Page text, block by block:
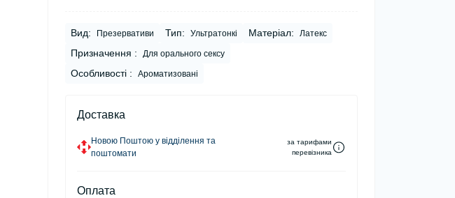
Вид: Презервативи Тип: Ультратонкі Матеріал: Латекс
Призначення : Для орального сексу
Особливості : Ароматизовані
Доставка
Новою Поштою у відділення та
поштомати
за тарифами
перевізника
Оплата